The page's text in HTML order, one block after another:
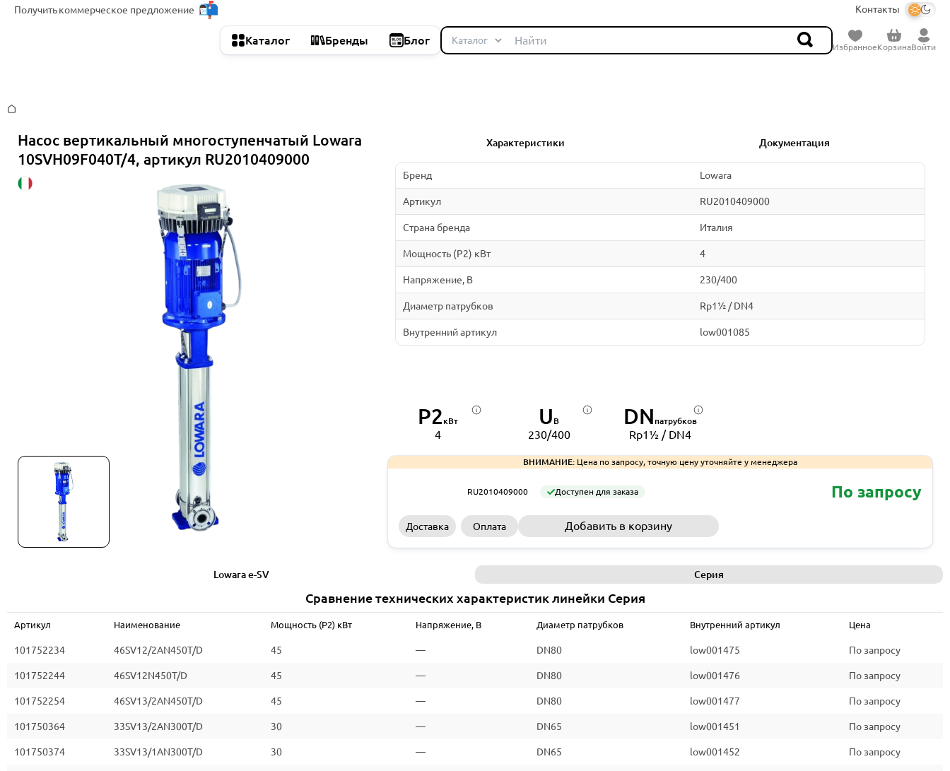
Получитькоммерческое предложение Контакты
Каталог Бренды Блог
ИзбранноеКорзинаВойти
Насос вертикальный многоступенчатый Lowara
10SVH09F040T/4, артикул RU2010409000
Характеристики Документация
Бренд Lowara
Артикул RU2010409000
Страна бренда Италия
Мощность (P2) кВт 4
Напряжение, В 230/400
Диаметр патрубков Rp1½ / DN4
Внутренний артикул low001085
P2кВт
4
U В
230/400
DN патрубков
Rp1½ / DN4
ВНИМАНИЕ:Цена по запросу, точную цену уточняйте у менеджера
RU2010409000 Доступен для заказа По запросу
Доставка Оплата Добавить в корзину
Lowara e-SV Серия
Сравнение технических характеристик линейки Серия
Артикул Наименование Мощность (P2) кВт Напряжение, В Диаметр патрубков Внутренний артикул Цена
101752234 46SV12/2AN450T/D 45 — DN80 low001475 По запросу
101752244 46SV12N450T/D 45 — DN80 low001476 По запросу
101752254 46SV13/2AN450T/D 45 — DN80 low001477 По запросу
101750364 33SV13/2AN300T/D 30 — DN65 low001451 По запросу
101750374 33SV13/1AN300T/D 30 — DN65 low001452 По запросу